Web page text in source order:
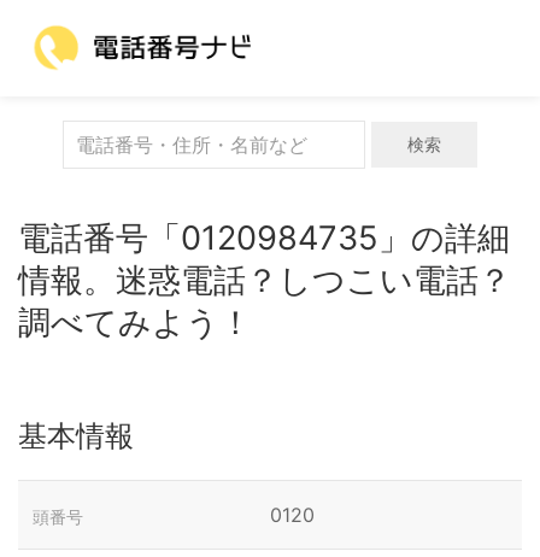
検索
電話番号「0120984735」の詳細
情報。迷惑電話？しつこい電話？
調べてみよう！
基本情報
頭番号 0120